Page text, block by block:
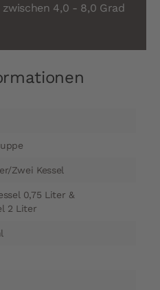
4,0 - 8,0 Grad
Zwei Kessel
0,75 Liter &
2 Liter